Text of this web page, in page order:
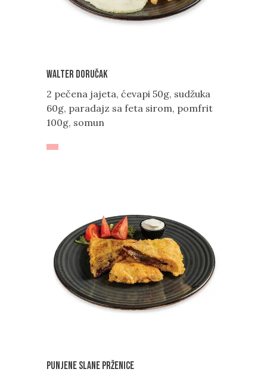
Walter doručak
2 pečena jajeta, ćevapi 50g, sudžuka
60g, paradajz sa feta sirom, pomfrit
100g, somun
Punjene slane prženice